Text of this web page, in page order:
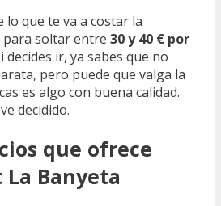
lo que te va a costar la
soltar entre 30 y 40 € por
decides ir, ya sabes que no
pero puede que valga la
es algo con buena calidad.
decidido.
que ofrece
Banyeta